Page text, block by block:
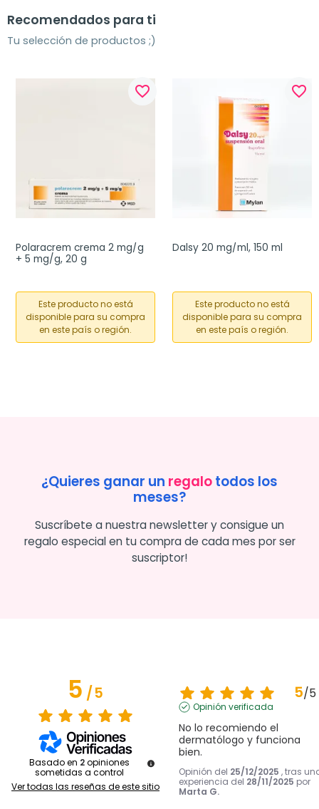
Recomendados para ti
Tu selección de productos ;)
favorite_border
Polaracrem crema 2 mg/g
+ 5 mg/g, 20 g
Este producto no está
disponible para su compra
en este país o región.
favorite_border
Dalsy 20 mg/ml, 150 ml
Este producto no está
disponible para su compra
en este país o región.
¿Quieres ganar un regalotodos los
meses?
Suscríbete a nuestra newsletter y consigue un
regalo especial en tu compra de cada mes por ser
suscriptor!
5/5
Basado en 2 opiniones
sometidas a control
Ver todas las reseñas de este sitio
5/5
Opinión verificada
No lo recomiendo el
dermatólogo y funciona
bien.
Opinión del 25/12/2025 , tras
experiencia del 28/11/2025 por
Marta G.